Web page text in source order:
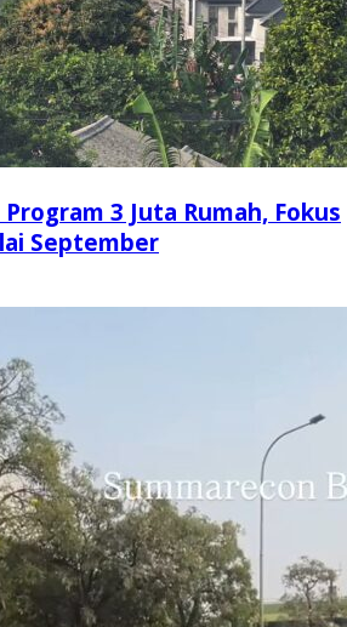
Program 3 Juta Rumah, Fokus
September